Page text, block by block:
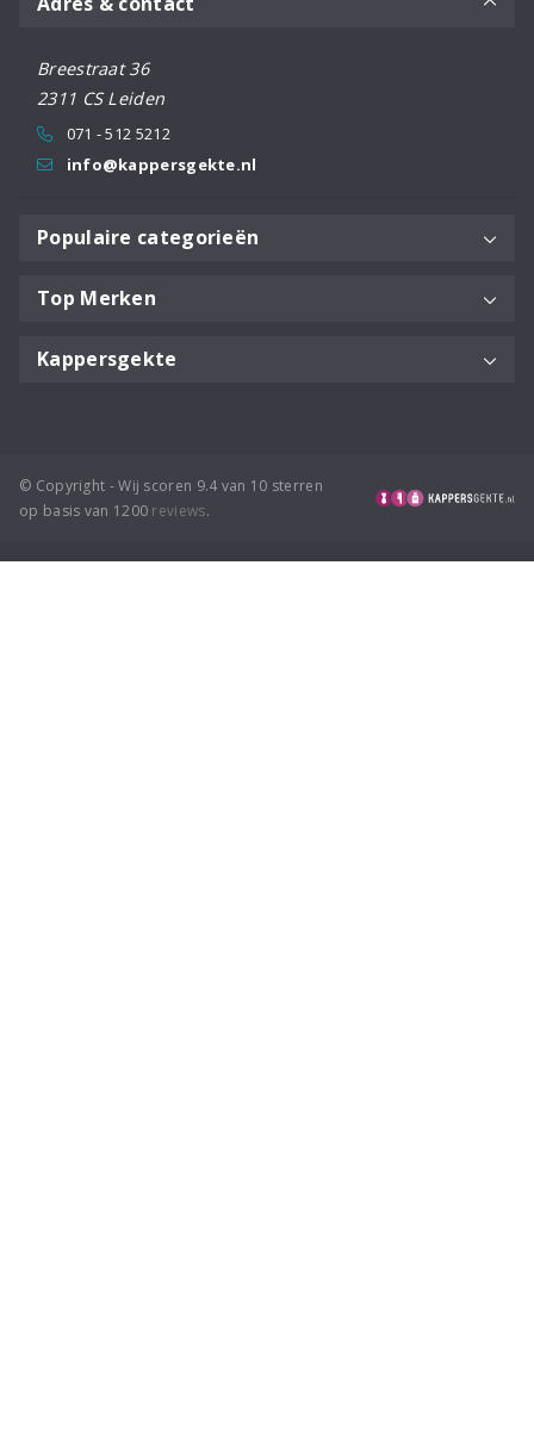
Handige tips voor consumenten
om gezond haar en levendige tinten te behouden.
Breestraat 36
2311 CS Leiden
071 - 512 5212
info@kappersgekte.nl
Populaire categorieën
Top Merken
Kappersgekte
© Copyright - Wij scoren 9.4 van 10 sterren
op basis van 1200 reviews.